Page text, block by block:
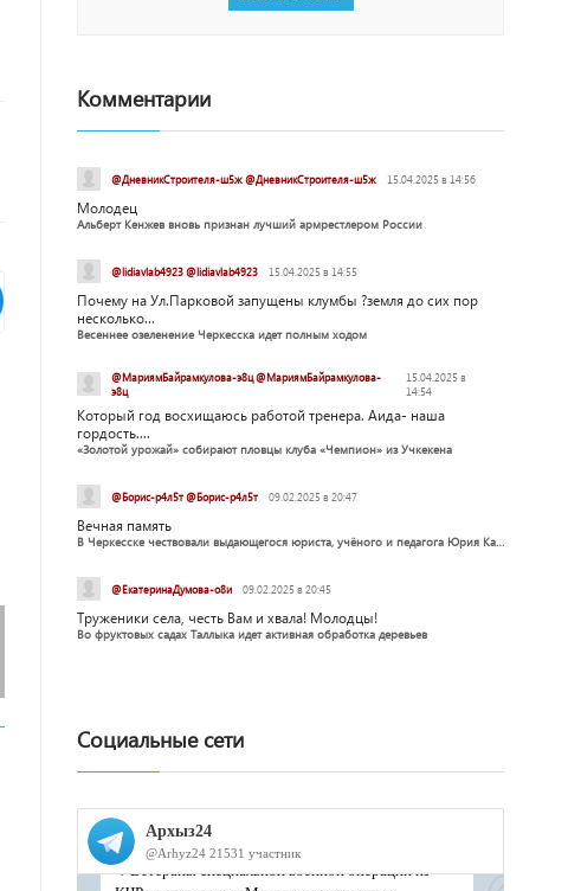
Комментарии
@ДневникСтроителя-ш5ж @ДневникСтроителя-ш5ж 15.04.2025 в 14:56
Молодец
Альберт Кенжев вновь признан лучший армрестлером России
@lidiavlab4923 @lidiavlab4923 15.04.2025 в 14:55
Почему на Ул.Парковой запущены клумбы ?земля до сих пор
несколько...
Весеннее озеленение Черкесска идет полным ходом
@МариямБайрамкулова-э8ц @МариямБайрамкулова-
э8ц
15.04.2025 в
14:54
Который год восхищаюсь работой тренера. Аида- наша
гордость....
«Золотой урожай» собирают пловцы клуба «Чемпион» из Учкекена
@Борис-р4л5т @Борис-р4л5т 09.02.2025 в 20:47
Вечная память
В Черкесске чествовали выдающегося юриста, учёного и педагога Юрия Калмыкова
@ЕкатеринаДумова-о8и 09.02.2025 в 20:45
Труженики села, честь Вам и хвала! Молодцы!
Во фруктовых садах Таллыка идет активная обработка деревьев
Социальные сети